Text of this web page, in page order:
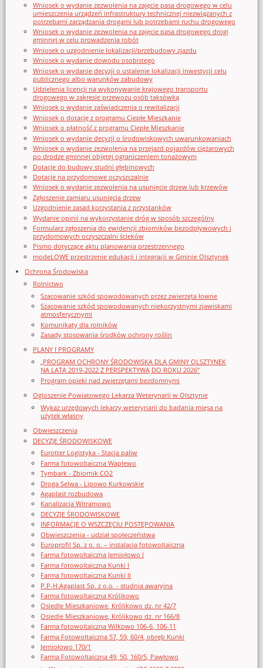
Wniosek o wydanie zezwolenia na zajęcie pasa drogowego w celu
umieszczenia urządzeń infrastruktury technicznej niezwiązanych z
potrzebami zarządzania drogami lub potrzebami ruchu drogowego
Wniosek o wydanie zezwolenia na zajęcie pasa drogowego drogi
gminnej w celu prowadzenia robót
Wniosek o uzgodnienie lokalizacji/przebudowy zjazdu
Wniosek o wydanie dowodu osobistego
Wniosek o wydanie decyzji o ustalenie lokalizacji inwestycji celu
publicznego albo warunków zabudowy
Udzielenia licencji na wykonywanie krajowego transportu
drogowego w zakresie przewozu osób taksówką
Wniosek o wydanie zaświadczenia o rewitalizacji
Wniosek o dotację z programu Ciepłe Mieszkanie
Wniosek o płatność z programu Ciepłe Mieszkanie
Wniosek o wydanie decyzji o środowiskowych uwarunkowaniach
Wniosek o wydanie zezwolenia na przejazd pojazdów ciężarowych
po drodze gminnej objętej ograniczeniem tonażowym
Dotacje do budowy studni głębinowych
Dotacje na przydomowe oczyszczalnie
Wniosek o wydanie zezwolenia na usunięcie drzew lub krzewów
Zgłoszenie zamiaru usunięcia drzew
Uzgodnienie zasad korzystania z przystanków
Wydanie opinii na wykorzystanie dróg w sposób szczególny
Formularz zgłoszenia do ewidencji zbiorników bezodpływowych i
przydomowych oczyszczalni ścieków
Pismo dotyczące aktu planowania przestrzennego
modeLOWE przestrzenie edukacji i integracji w Gminie Olsztynek
Ochrona Środowiska
Rolnictwo
Szacowanie szkód spowodowanych przez zwierzęta łowne
Szacowanie szkód spowodowanych niekorzystnymi zjawiskami
atmosferycznymi
Komunikaty dla rolników
Zasady stosowania środków ochrony roślin
PLANY I PROGRAMY
„PROGRAM OCHRONY ŚRODOWISKA DLA GMINY OLSZTYNEK
NA LATA 2019-2022 Z PERSPEKTYWĄ DO ROKU 2026”
Program opieki nad zwierzętami bezdomnymi
Ogloszenie Powiatowego Lekarza Weterynarii w Olsztynie
Wykaz urzędowych lekarzy weterynarii do badania mięsa na
użytek własny
Obwieszczenia
DECYZJE ŚRODOWISKOWE
Eurotter Logistyka - Stacja paliw
Farma fotowoltaiczna Waplewo
Tymbark - Zbiornik CO2
Droga Selwa - Lipowo Kurkowskie
Agaplast rozbudowa
Kanalizacja Witramowo
DECYZJE ŚRODOWISKOWE
INFORMACJE O WSZCZĘCIU POSTĘPOWANIA
Obwieszczenia - udział społeczeństwa
Europrofil Sp. z o. o. – instalacja fotowoltaiczna
Farma fotowoltaiczna Jemiołowo I
Farma fotowoltaiczna Kunki I
Farma fotowoltaiczna Kunki II
P.P-H.Agaplast Sp. z o.o. - studnia awaryjna
Farma fotowoltaiczna Królikowo
Osiedle Mieszkaniowe, Królikowo dz. nr 42/7
Osiedle Mieszkaniowe, Królikowo dz. nr 166/8
Farma fotowoltaiczna Wilkowo 106-6, 106-11
Farma Fotowoltaiczna 57, 59, 60/4, obręb Kunki
Jemiołowo 170/1
Farma Fotowoltaiczna 49, 50, 160/5, Pawłowo